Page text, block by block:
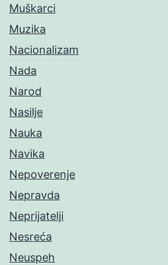
Muškarci
Muzika
Nacionalizam
Nada
Narod
Nasilje
Nauka
Navika
Nepoverenje
Nepravda
Neprijatelji
Nesreća
Neuspeh